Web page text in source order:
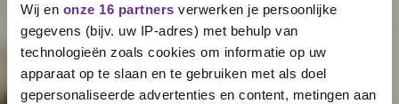
Wij en onze 16 partners verwerken je persoonlijke
gegevens (bijv. uw IP-adres) met behulp van
technologieën zoals cookies om informatie op uw
apparaat op te slaan en te gebruiken met als doel
gepersonaliseerde advertenties en content, metingen aan